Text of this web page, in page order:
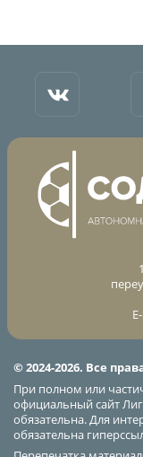
© 2024-2026. Все
При полном или
официальный сайт
обязательна. Для
обязательна